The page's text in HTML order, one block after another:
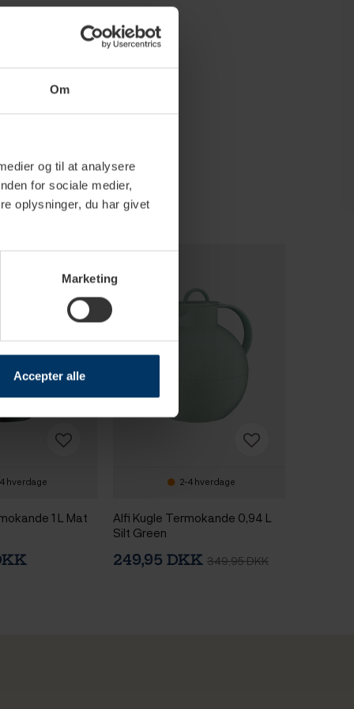
Om
og til at analysere
for sociale medier,
oplysninger, du har givet
Marketing
Accepter alle
hverdage
1 L Mat
2-4 hverdage
Alfi Kugle Termokande 0,94 L
Silt Green
249,95 DKK 349,95 DKK